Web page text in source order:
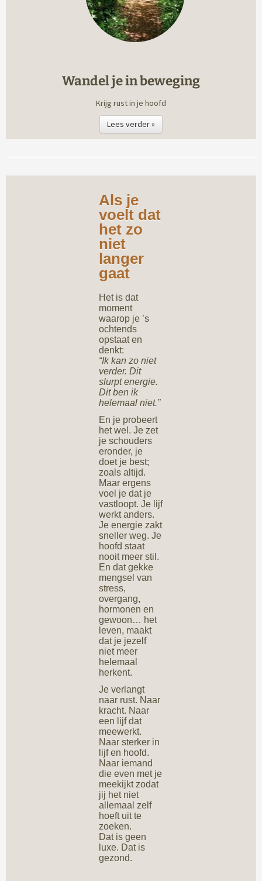
Wandel je in beweging
Krijg rust in je hoofd
Lees verder »
Als je
voelt dat
het zo
niet
langer
gaat
Het is dat
moment
waarop je ’s
ochtends
opstaat en
denkt:
“Ik kan zo niet
verder. Dit
slurpt energie.
Dit ben ik
helemaal niet.”
En je probeert
het wel. Je zet
je schouders
eronder, je
doet je best;
zoals altijd.
Maar ergens
voel je dat je
vastloopt. Je lijf
werkt anders.
Je energie zakt
sneller weg. Je
hoofd staat
nooit meer stil.
En dat gekke
mengsel van
stress,
overgang,
hormonen en
gewoon… het
leven, maakt
dat je jezelf
niet meer
helemaal
herkent.
Je verlangt
naar rust. Naar
kracht. Naar
een lijf dat
meewerkt.
Naar sterker in
lijf en hoofd.
Naar iemand
die even met je
meekijkt zodat
jij het niet
allemaal zelf
hoeft uit te
zoeken.
Dat is geen
luxe. Dat is
gezond.